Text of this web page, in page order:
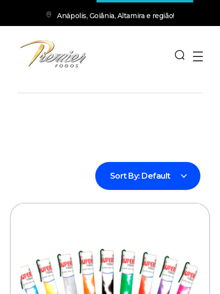
Anápolis, Goiânia, Altamira e região!
Sort By: Default